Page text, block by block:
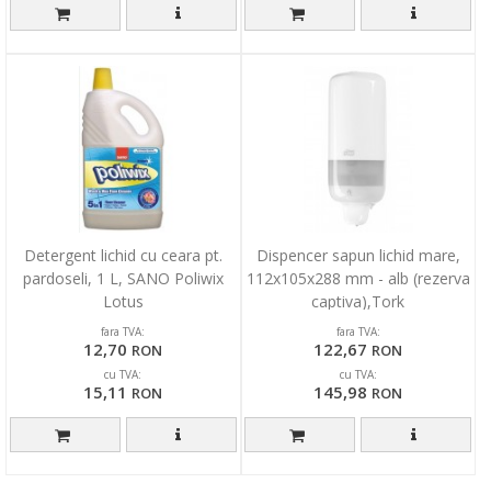
Detergent lichid cu ceara pt.
pardoseli, 1 L, SANO Poliwix
Lotus
fara TVA:
12,70 RON
cu TVA:
15,11 RON
Dispencer sapun lichid mare,
112x105x288 mm - alb (rezerva
captiva),Tork
fara TVA:
122,67 RON
cu TVA:
145,98 RON